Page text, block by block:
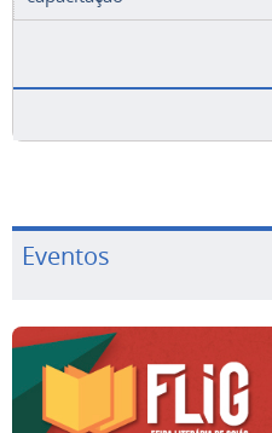
Eventos